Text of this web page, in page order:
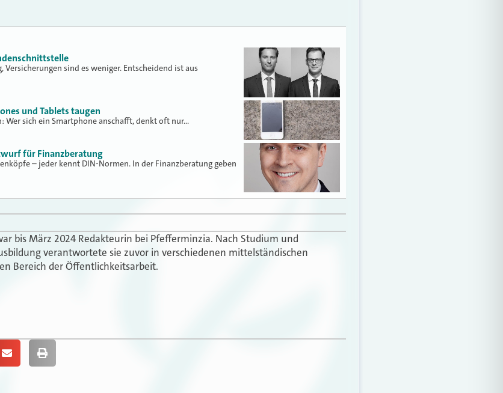
sind es weniger. Entscheidend ist aus
und Tablets taugen
Wer sich ein Smartphone anschafft, denkt oft nur…
für Finanzberatung
– jeder kennt DIN-Normen. In der Finanzberatung geben
bis März 2024 Redakteurin bei Pfefferminzia. Nach Studium und
verantwortete sie zuvor in verschiedenen mittelständischen
Bereich der Öffentlichkeitsarbeit.